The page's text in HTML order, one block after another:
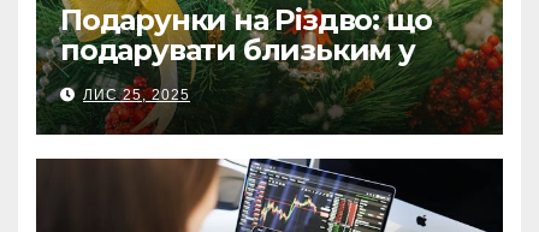
Подарунки на Різдво: що
подарувати близьким у
Польщі
ЛИС 25, 2025